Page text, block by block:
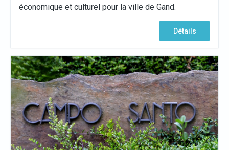
économique et culturel pour la ville de Gand.
Détails